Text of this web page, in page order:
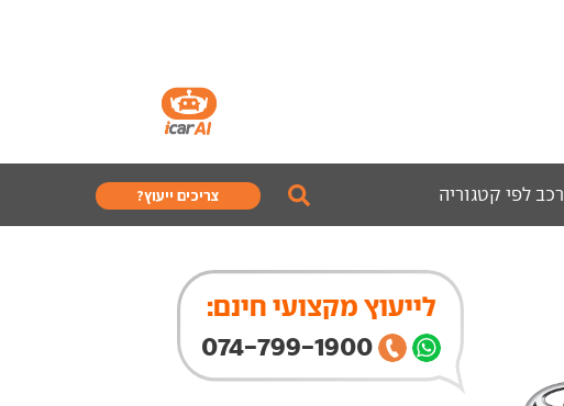
רכב לפי קטגוריה צריכים ייעוץ?
לייעוץ מקצועי חינם:
074-799-1900